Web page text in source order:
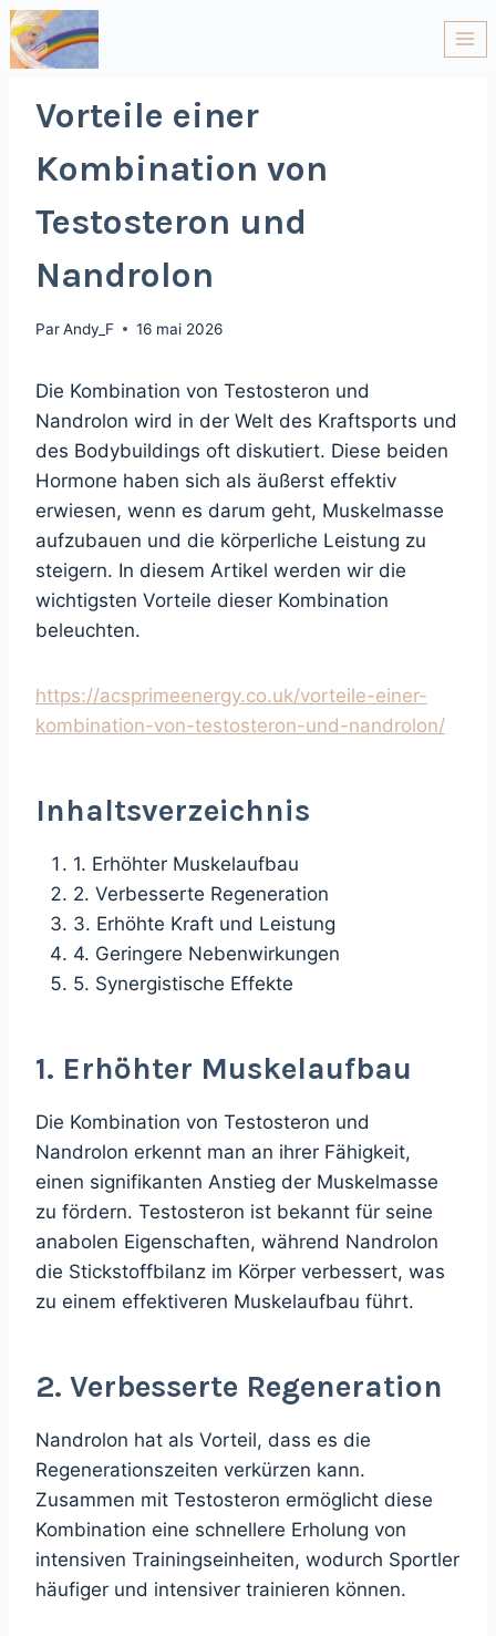
NON CLASSÉ
Vorteile einer
Kombination von
Testosteron und
Nandrolon
ParAndy_F 16 mai 2026
Die Kombination von Testosteron und
Nandrolon wird in der Welt des Kraftsports und
des Bodybuildings oft diskutiert. Diese beiden
Hormone haben sich als äußerst effektiv
erwiesen, wenn es darum geht, Muskelmasse
aufzubauen und die körperliche Leistung zu
steigern. In diesem Artikel werden wir die
wichtigsten Vorteile dieser Kombination
beleuchten.
https://acsprimeenergy.co.uk/vorteile-einer-
kombination-von-testosteron-und-nandrolon/
Inhaltsverzeichnis
1. Erhöhter Muskelaufbau
2. Verbesserte Regeneration
3. Erhöhte Kraft und Leistung
4. Geringere Nebenwirkungen
5. Synergistische Effekte
1. Erhöhter Muskelaufbau
Die Kombination von Testosteron und
Nandrolon erkennt man an ihrer Fähigkeit,
einen signifikanten Anstieg der Muskelmasse
zu fördern. Testosteron ist bekannt für seine
anabolen Eigenschaften, während Nandrolon
die Stickstoffbilanz im Körper verbessert, was
zu einem effektiveren Muskelaufbau führt.
2. Verbesserte Regeneration
Nandrolon hat als Vorteil, dass es die
Regenerationszeiten verkürzen kann.
Zusammen mit Testosteron ermöglicht diese
Kombination eine schnellere Erholung von
intensiven Trainingseinheiten, wodurch Sportler
häufiger und intensiver trainieren können.